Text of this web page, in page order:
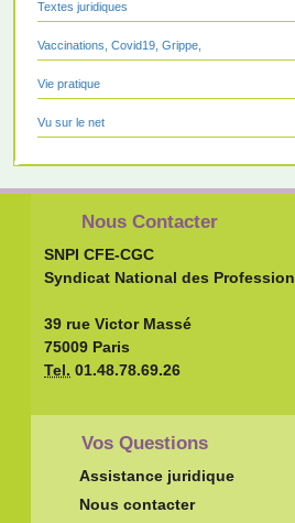
Textes juridiques
Vaccinations, Covid19, Grippe,
Vie pratique
Vu sur le net
Nous Contacter
SNPI CFE-CGC
Syndicat National des
39 rue Victor Massé
75009 Paris
Tel. 01.48.78.69.26
Vos Questions
Assistance juridique
Nous contacter